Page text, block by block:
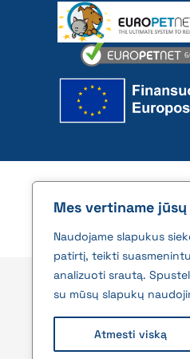
Mes vertiname
Naudojame slapukus
patirtį, teikti
analizuoti srautą.
su mūsų slapukų
Atmesti viską
2026 © All rights